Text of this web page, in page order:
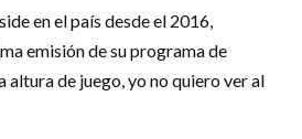
en el país desde el 2016,
emisión de su programa de
altura de juego, yo no quiero ver al